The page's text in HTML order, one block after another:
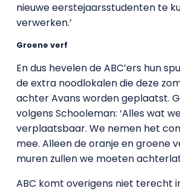
nieuwe eerstejaarsstudenten te
verwerken.’
Groene verf
En dus hevelen de ABC’ers hun
de extra noodlokalen die deze
achter Avans worden geplaatst.
volgens Schooleman: ‘Alles wat
verplaatsbaar. We nemen het
mee. Alleen de oranje en groene
muren zullen we moeten
ABC komt overigens niet terecht